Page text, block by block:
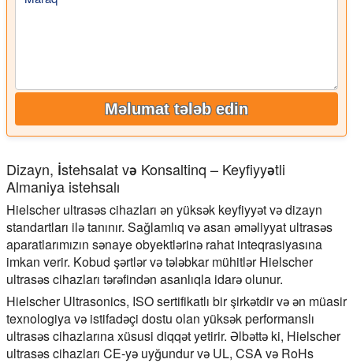
Məlumat tələb edin
Dizayn, İstehsalat və Konsaltinq – Keyfiyyətli
Almaniya istehsalı
Hielscher ultrasəs cihazları ən yüksək keyfiyyət və dizayn
standartları ilə tanınır. Sağlamlıq və asan əməliyyat ultrasəs
aparatlarımızın sənaye obyektlərinə rahat inteqrasiyasına
imkan verir. Kobud şərtlər və tələbkar mühitlər Hielscher
ultrasəs cihazları tərəfindən asanlıqla idarə olunur.
Hielscher Ultrasonics, ISO sertifikatlı bir şirkətdir və ən müasir
texnologiya və istifadəçi dostu olan yüksək performanslı
ultrasəs cihazlarına xüsusi diqqət yetirir. Əlbəttə ki, Hielscher
ultrasəs cihazları CE-yə uyğundur və UL, CSA və RoHs